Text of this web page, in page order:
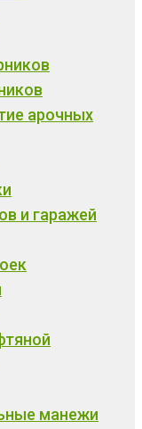
арочных
и гаражей
манежи